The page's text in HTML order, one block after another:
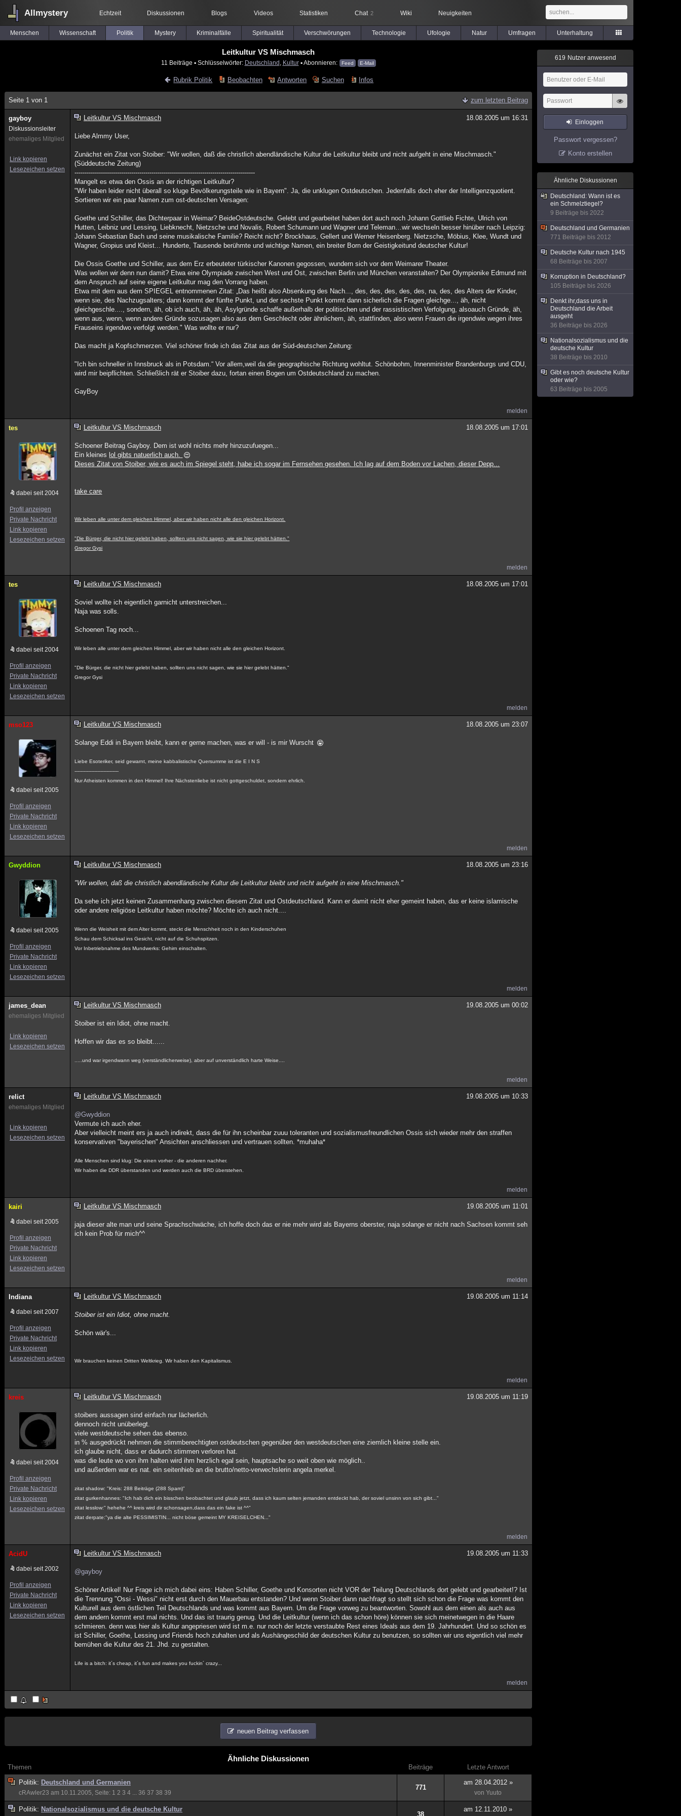
Allmystery Echtzeit Diskussionen Blogs Videos Statistiken Chat 2 Wiki Neuigkeiten
Menschen Wissenschaft Politik Mystery Kriminalfälle Spiritualität Verschwörungen Technologie Ufologie Natur Umfragen Unterhaltung
Leitkultur VS Mischmasch
11 Beiträge ▪ Schlüsselwörter: Deutschland Kultur▪ Abonnieren: Feed E-Mail
Rubrik Politik Beobachten Antworten Suchen Infos
Seite 1 von 1 zum letzten Beitrag
gayboy
Diskussionsleiter
ehemaliges Mitglied
Link kopieren
Lesezeichen setzen
Leitkultur VS Mischmasch 18.08.2005 um 16:31
Liebe Almmy User,
Zunächst ein Zitat von Stoiber: "Wir wollen, daß die christlich abendländische Kultur die Leitkultur bleibt und nicht aufgeht in eine Mischmasch."
(Süddeutsche Zeitung)
-----------------------------------------------------------------------------------------
Mangelt es etwa den Ossis an der richtigen Leitkultur?
"Wir haben leider nicht überall so kluge Bevölkerungsteile wie in Bayern". Ja, die unklugen Ostdeutschen. Jedenfalls doch eher der Intelligenzquotient.
Sortieren wir ein paar Namen zum ost-deutschen Versagen:
Goethe und Schiller, das Dichterpaar in Weimar? BeideOstdeutsche. Gelebt und gearbeitet haben dort auch noch Johann Gottlieb Fichte, Ulrich von
Hutten, Leibniz und Lessing, Liebknecht, Nietzsche und Novalis, Robert Schumann und Wagner und Teleman…wir wechseln besser hinüber nach Leipzig:
Johann Sebastian Bach und seine musikalische Familie? Reicht nicht? Brockhaus, Gellert und Werner Heisenberg. Nietzsche, Möbius, Klee, Wundt und
Wagner, Gropius und Kleist... Hunderte, Tausende berühmte und wichtige Namen, ein breiter Born der Geistigkeitund deutscher Kultur!
Die Ossis Goethe und Schiller, aus dem Erz erbeuteter türkischer Kanonen gegossen, wundern sich vor dem Weimarer Theater.
Was wollen wir denn nun damit? Etwa eine Olympiade zwischen West und Ost, zwischen Berlin und München veranstalten? Der Olympionike Edmund mit
dem Anspruch auf seine eigene Leitkultur mag den Vorrang haben.
Etwa mit dem aus dem SPIEGEL entnommenen Zitat: „Das heißt also Absenkung des Nach..., des, des, des, des, des, na, des, des Alters der Kinder,
wenn sie, des Nachzugsalters; dann kommt der fünfte Punkt, und der sechste Punkt kommt dann sicherlich die Fragen gleichge..., äh, nicht
gleichgeschle...., sondern, äh, ob ich auch, äh, äh, Asylgründe schaffe außerhalb der politischen und der rassistischen Verfolgung, alsoauch Gründe, äh,
wenn aus, wenn, wenn andere Gründe sozusagen also aus dem Geschlecht oder ähnlichem, äh, stattfinden, also wenn Frauen die irgendwie wegen ihres
Frauseins irgendwo verfolgt werden." Was wollte er nur?
Das macht ja Kopfschmerzen. Viel schöner finde ich das Zitat aus der Süd-deutschen Zeitung:
"Ich bin schneller in Innsbruck als in Potsdam.“ Vor allem,weil da die geographische Richtung wohltut. Schönbohm, Innenminister Brandenburgs und CDU,
wird mir beipflichten. Schließlich rät er Stoiber dazu, fortan einen Bogen um Ostdeutschland zu machen.
GayBoy
melden
tes
dabei seit 2004
Profil anzeigen
Private Nachricht
Link kopieren
Lesezeichen setzen
Leitkultur VS Mischmasch 18.08.2005 um 17:01
Schoener Beitrag Gayboy. Dem ist wohl nichts mehr hinzuzufuegen...
Ein kleines lol gibts natuerlich auch.
Dieses Zitat von Stoiber, wie es auch im Spiegel steht, habe ich sogar im Fernsehen gesehen. Ich lag auf dem Boden vor Lachen, dieser Depp...
take care
Wir leben alle unter dem gleichen Himmel, aber wir haben nicht alle den gleichen Horizont.
"Die Bürger, die nicht hier gelebt haben, sollten uns nicht sagen, wie sie hier gelebt hätten."
Gregor Gysi
melden
tes
dabei seit 2004
Profil anzeigen
Private Nachricht
Link kopieren
Lesezeichen setzen
Leitkultur VS Mischmasch 18.08.2005 um 17:01
Soviel wollte ich eigentlich garnicht unterstreichen...
Naja was solls.
Schoenen Tag noch...
Wir leben alle unter dem gleichen Himmel, aber wir haben nicht alle den gleichen Horizont.
"Die Bürger, die nicht hier gelebt haben, sollten uns nicht sagen, wie sie hier gelebt hätten."
Gregor Gysi
melden
mso123
dabei seit 2005
Profil anzeigen
Private Nachricht
Link kopieren
Lesezeichen setzen
Leitkultur VS Mischmasch 18.08.2005 um 23:07
Solange Eddi in Bayern bleibt, kann er gerne machen, was er will - is mir Wurscht
Liebe Esoteriker, seid gewarnt, meine kabbalistische Quersumme ist die E I N S
-----------------------------
Nur Atheisten kommen in den Himmel! Ihre Nächstenliebe ist nicht gottgeschuldet, sondern ehrlich.
melden
Gwyddion
dabei seit 2005
Profil anzeigen
Private Nachricht
Link kopieren
Lesezeichen setzen
Leitkultur VS Mischmasch 18.08.2005 um 23:16
"Wir wollen, daß die christlich abendländische Kultur die Leitkultur bleibt und nicht aufgeht in eine Mischmasch."
Da sehe ich jetzt keinen Zusammenhang zwischen diesem Zitat und Ostdeutschland. Kann er damit nicht eher gemeint haben, das er keine islamische
oder andere religiöse Leitkultur haben möchte? Möchte ich auch nicht....
Wenn die Weisheit mit dem Alter kommt, steckt die Menschheit noch in den Kinderschuhen
Schau dem Schicksal ins Gesicht, nicht auf die Schuhspitzen.
Vor Inbetriebnahme des Mundwerks: Gehirn einschalten.
melden
james_dean
ehemaliges Mitglied
Link kopieren
Lesezeichen setzen
Leitkultur VS Mischmasch 19.08.2005 um 00:02
Stoiber ist ein Idiot, ohne macht.
Hoffen wir das es so bleibt......
.....und war irgendwann weg (verständlicherweise), aber auf unverständlich harte Weise....
melden
relict
ehemaliges Mitglied
Link kopieren
Lesezeichen setzen
Leitkultur VS Mischmasch 19.08.2005 um 10:33
@Gwyddion
Vermute ich auch eher.
Aber vielleicht meint ers ja auch indirekt, dass die für ihn scheinbar zuuu toleranten und sozialismusfreundlichen Ossis sich wieder mehr den straffen
konservativen "bayerischen" Ansichten anschliessen und vertrauen sollten. *muhaha*
Alle Menschen sind klug: Die einen vorher - die anderen nachher.
Wir haben die DDR überstanden und werden auch die BRD überstehen.
melden
kairi
dabei seit 2005
Profil anzeigen
Private Nachricht
Link kopieren
Lesezeichen setzen
Leitkultur VS Mischmasch 19.08.2005 um 11:01
jaja dieser alte man und seine Sprachschwäche, ich hoffe doch das er nie mehr wird als Bayerns oberster, naja solange er nicht nach Sachsen kommt seh
ich kein Prob für mich^^
melden
Indiana
dabei seit 2007
Profil anzeigen
Private Nachricht
Link kopieren
Lesezeichen setzen
Leitkultur VS Mischmasch 19.08.2005 um 11:14
Stoiber ist ein Idiot, ohne macht.
Schön wär's...
Wir brauchen keinen Dritten Weltkrieg. Wir haben den Kapitalismus.
melden
kreis
dabei seit 2004
Profil anzeigen
Private Nachricht
Link kopieren
Lesezeichen setzen
Leitkultur VS Mischmasch 19.08.2005 um 11:19
stoibers aussagen sind einfach nur lächerlich.
dennoch nicht unüberlegt.
viele westdeutsche sehen das ebenso.
in % ausgedrückt nehmen die stimmberechtigten ostdeutschen gegenüber den westdeutschen eine ziemlich kleine stelle ein.
ich glaube nicht, dass er dadurch stimmen verloren hat.
was die leute wo von ihm halten wird ihm herzlich egal sein, hauptsache so weit oben wie möglich..
und außerdem war es nat. ein seitenhieb an die brutto/netto-verwechslerin angela merkel.
zitat shadow: "Kreis: 288 Beiträge (288 Spam)"
zitat gurkenhannes: "Ich hab dich ein bisschen beobachtet und glaub jetzt, dass ich kaum selten jemanden entdeckt hab, der soviel unsinn von sich gibt..."
zitat lesslow:" hehehe ^^ kreis wird dir schonsagen,dass das ein fake ist ^^"
zitat derpate:"ya die alte PESSIMISTIN... nicht böse gemeint MY KREISELCHEN..."
melden
AcidU
dabei seit 2002
Profil anzeigen
Private Nachricht
Link kopieren
Lesezeichen setzen
Leitkultur VS Mischmasch 19.08.2005 um 11:33
@gayboy
Schöner Artikel! Nur Frage ich mich dabei eins: Haben Schiller, Goethe und Konsorten nicht VOR der Teilung Deutschlands dort gelebt und gearbeitet!? Ist
die Trennung "Ossi - Wessi" nicht erst durch den Mauerbau entstanden? Und wenn Stoiber dann nachfragt so stellt sich schon die Frage was kommt den
Kulturell aus dem östlichen Teil Deutschlands und was kommt aus Bayern. Um die Frage vorweg zu beantworten. Sowohl aus dem einen als auch aus
dem andern kommt erst mal nichts. Und das ist traurig genug. Und die Leitkultur (wenn ich das schon höre) können sie sich meinetwegen in die Haare
schmieren. denn was hier als Kultur angepriesen wird ist m.e. nur noch der letzte verstaubte Rest eines Ideals aus dem 19. Jahrhundert. Und so schön es
ist Schiller, Goethe, Lessing und Friends hoch zuhalten und als Aushängeschild der deutschen Kultur zu benutzen, so sollten wir uns eigentlich viel mehr
bemühen die Kultur des 21. Jhd. zu gestalten.
Life is a bitch: it´s cheap, it´s fun and makes you fuckin´ crazy...
melden
neuen Beitrag verfassen
Ähnliche Diskussionen
Themen Beiträge
Letzte Antwort
Politik: Deutschland und Germanien
cRAwler23 am 10.11.2005, Seite: 1 2 3 4 36 37 38 39
771
am 28.04.2012 »
von Yuuto
Politik: Nationalsozialismus und die deutsche Kultur
38
am 12.11.2010 »
619 Nutzer anwesend
Einloggen
Passwort vergessen?
Konto erstellen
Ähnliche Diskussionen
Deutschland: Wann ist es
ein Schmelztiegel?
9 Beiträge bis 2022
Deutschland und Germanien
771 Beiträge bis 2012
Deutsche Kultur nach 1945
68 Beiträge bis 2007
Korruption in Deutschland?
105 Beiträge bis 2026
Denkt ihr,dass uns in
Deutschland die Arbeit
ausgeht
36 Beiträge bis 2026
Nationalsozialismus und die
deutsche Kultur
38 Beiträge bis 2010
Gibt es noch deutsche Kultur
oder wie?
63 Beiträge bis 2005